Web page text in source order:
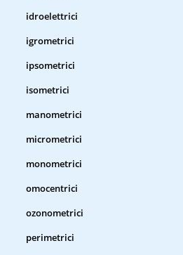
idroelettrici
igrometrici
ipsometrici
isometrici
manometrici
micrometrici
monometrici
omocentrici
ozonometrici
perimetrici